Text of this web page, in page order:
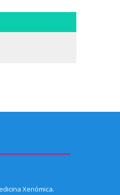
Xenómica.